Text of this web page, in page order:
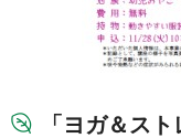
「ヨガ＆ス